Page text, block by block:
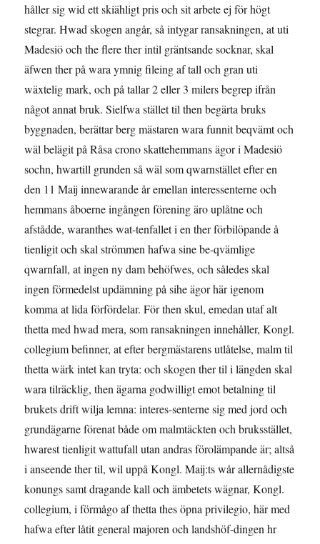
håller sig wid ett skiähligt pris och sit arbete ej för högt
stegrar. Hwad skogen angår, så intygar ransakningen, at uti
Madesiö och the flere ther intil gräntsande socknar, skal
äfwen ther på wara ymnig fileing af tall och gran uti
wäxtelig mark, och på tallar 2 eller 3 milers begrep ifrån
något annat bruk. Sielfwa stället til then begärta bruks
byggnaden, berättar berg mästaren wara funnit beqvämt och
wäl belägit på Råsa crono skattehemmans ägor i Madesiö
sochn, hwartill grunden så wäl som qwarnstället efter en
den 11 Maij innewarande år emellan interessenterne och
hemmans åboerne ingången förening äro uplåtne och
afstådde, waranthes wat-tenfallet i en ther förbilöpande å
tienligit och skal strömmen hafwa sine be-qvämlige
qwarnfall, at ingen ny dam behöfwes, och således skal
ingen för­medelst updämning på sihe ägor här igenom
komma at lida förfördelar. För then skul, emedan utaf alt
thetta med hwad mera, som ransakningen inne­håller, Kongl.
collegium befinner, at efter bergmästarens utlåtelse, malm til
thetta wärk intet kan tryta: och skogen ther til i längden skal
wara tilräcklig, then ägarna godwilligt emot betalning til
brukets drift wilja lemna: interes-senterne sig med jord och
grundägarne förenat både om malmtäckten och bruksstället,
hwarest tienligit wattufall utan andras förolämpande är; altså
i anseende ther til, wil uppå Kongl. Maij:ts wår allernådigste
konungs samt dragande kall och ämbetets wägnar, Kongl.
collegium, i förmågo af thetta thes öpna privilegio, här med
hafwa efter låtit general majoren och landshöf-dingen hr